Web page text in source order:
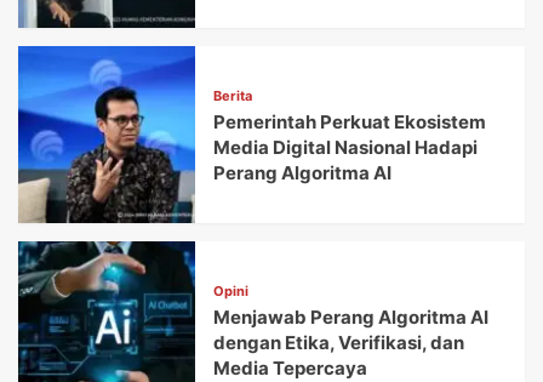
Berita
Pemerintah Perkuat Ekosistem
Media Digital Nasional Hadapi
Perang Algoritma AI
Opini
Menjawab Perang Algoritma AI
dengan Etika, Verifikasi, dan
Media Tepercaya